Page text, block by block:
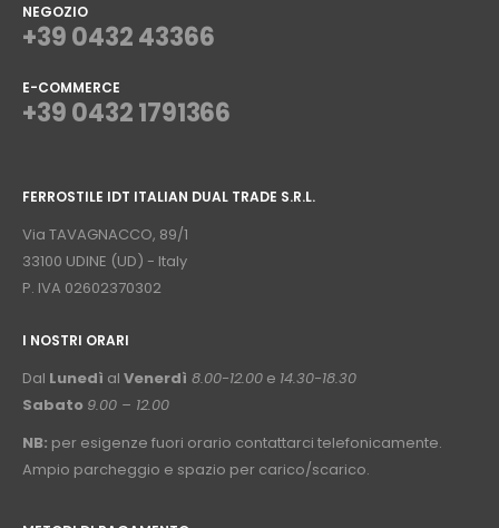
NEGOZIO
+39 0432 43366
E-COMMERCE
+39 0432 1791366
FERROSTILE IDT ITALIAN DUAL TRADE S.R.L.
Via TAVAGNACCO, 89/1
33100 UDINE (UD) - Italy
P. IVA 02602370302
I NOSTRI ORARI
Dal Lunedì al Venerdì 8.00-12.00 e 14.30-18.30
Sabato 9.00 – 12.00
NB: per esigenze fuori orario contattarci telefonicamente.
Ampio parcheggio e spazio per carico/scarico.